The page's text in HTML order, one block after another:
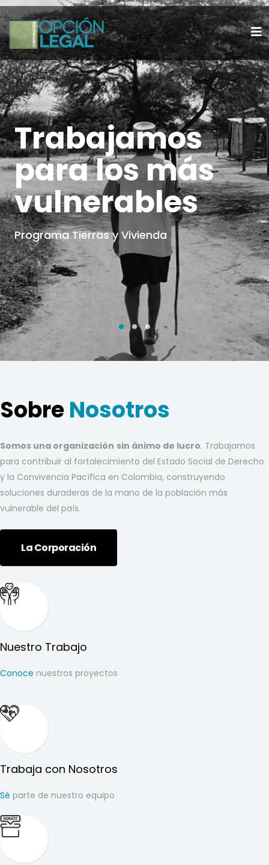
Trabajamos
para los más
vulnerables
Programa Tierras y Vivienda
SobreNosotros
Somos una organización sin ánimo de lucro. Trabajamos
para contribuir al fortalecimiento del Estado Social de Derecho
y la Convivencia Pacífica en Colombia, construyendo
soluciones duraderas de la mano de la población más
vulnerable del país.
La Corporación
Nuestro Trabajo
Conoce nuestros proyectos
Trabaja con Nosotros
Sé parte de nuestro equipo